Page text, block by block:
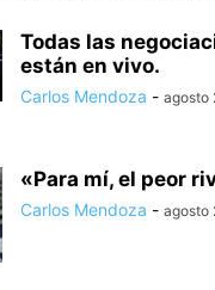
Todas las
están en vivo.
Carlos Mendoza - agosto
«Para mí, el peor
Carlos Mendoza - agosto